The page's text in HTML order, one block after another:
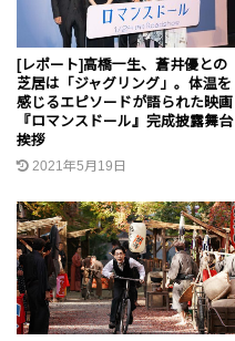
[レポート]高橋一生、蒼井優との
芝居は「ジャグリング」。体温を
感じるエピソードが語られた映画
『ロマンスドール』完成披露舞台
挨拶
2021年5月19日